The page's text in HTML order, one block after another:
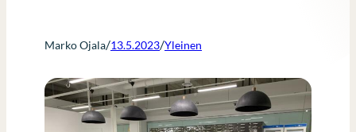
Marko Ojala/13.5.2023/Yleinen